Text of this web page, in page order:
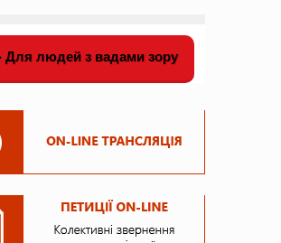
Для людей з вадами зору